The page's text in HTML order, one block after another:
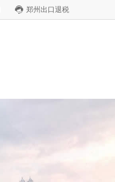
郑州出口退税